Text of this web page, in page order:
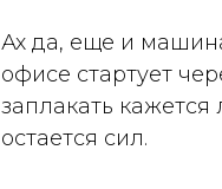
Ах да, еще и
офисе стартует
заплакать
остается сил.